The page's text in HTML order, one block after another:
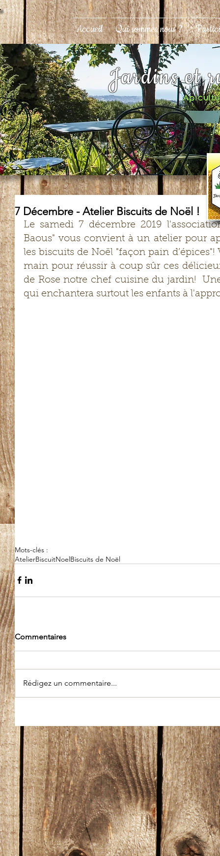
7 Décembre - Atelier Biscuits de Noël !
Le samedi 7 décembre 2019
Baous" vous convient à un atelier pour
les biscuits de Noël "façon pain
main pour réussir à coup sûr ces
de Rose notre chef cuisine du jardin!
qui enchantera surtout les enfants à
Mots-clés :
AtelierBiscuitNoelBiscuits de Noël
Commentaires
Rédigez un commentaire...
Accueil Qui sommes nous ?
Jardins et